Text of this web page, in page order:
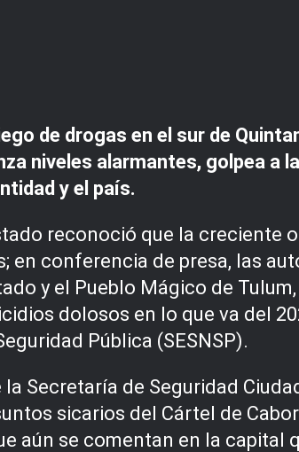
de drogas en el sur de
niveles alarmantes, golpea a
y el país.
reconoció que la creciente
en conferencia de presa, las
y el Pueblo Mágico de
dolosos en lo que va del
Pública (SESNSP).
Secretaría de Seguridad
sicarios del Cártel de
aún se comentan en la capital